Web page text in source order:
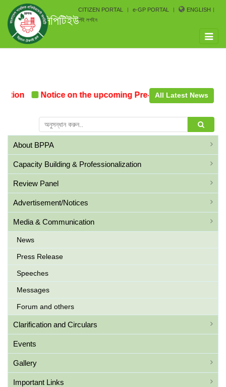
সিপিটিইউ
CITIZEN PORTAL e-GP PORTAL
ENGLISH
পিই লগইন
Toggle
Notice on the upcoming Pre-Procurement
All Latest News
About BPPA
Capacity Building & Professionalization
Review Panel
Advertisement/Notices
Media & Communication
News
Press Release
Speeches
Messages
Forum and others
Clarification and Circulars
Events
Gallery
Important Links